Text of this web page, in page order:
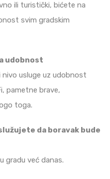
ili turistički, bićete na
svim gradskim
udobnost
nivo usluge uz udobnost
pametne brave,
toga.
da boravak bude
gradu već danas.